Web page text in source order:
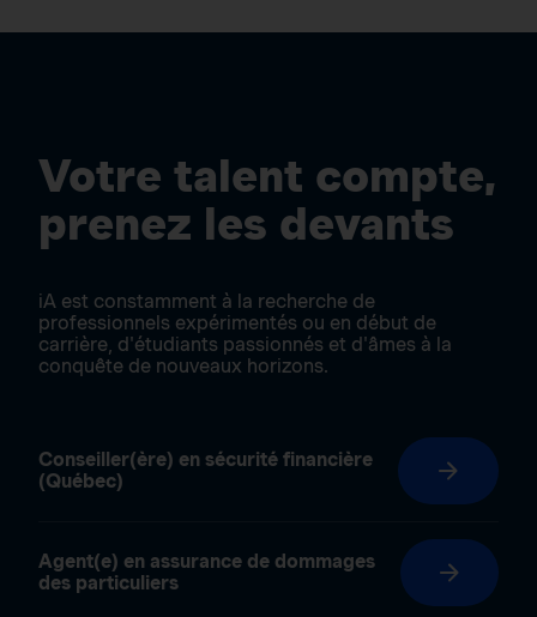
Votre talent compte,
prenez les devants
iA est constamment à la recherche de
professionnels expérimentés ou en début de
carrière, d'étudiants passionnés et d'âmes à la
conquête de nouveaux horizons.
Conseiller(ère) en sécurité financière
(Québec)
Agent(e) en assurance de dommages
des particuliers